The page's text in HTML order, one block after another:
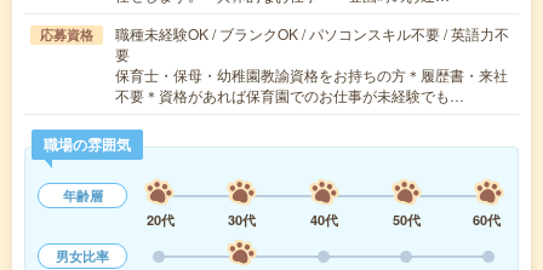
応募資格
職種未経験OK / ブランクOK / パソコンスキル不要 / 英語力不
要
保育士・保母・幼稚園教諭資格をお持ちの方＊履歴書・来社
不要＊資格があれば保育園でのお仕事が未経験でも…
職場の雰囲気
年齢層
20代
30代 40代 50代
60代
男女比率